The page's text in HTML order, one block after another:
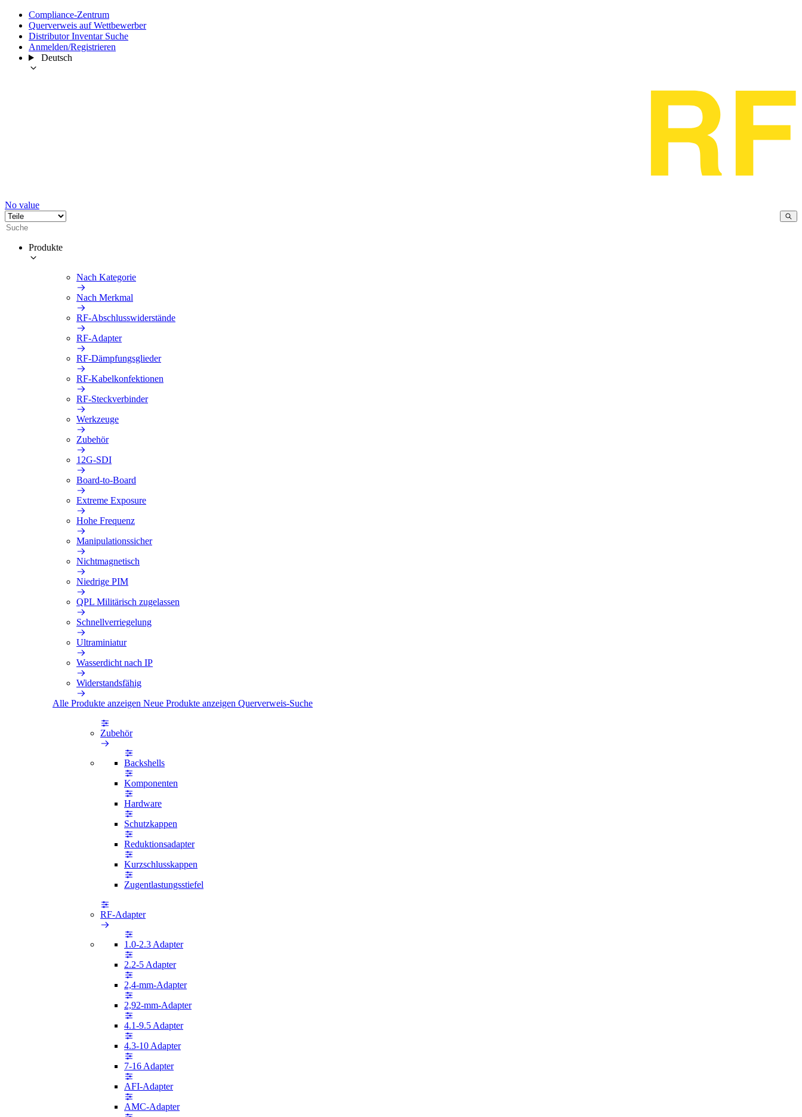
Compliance-Zentrum
Querverweis auf Wettbewerber
Distributor Inventar Suche
Anmelden/Registrieren
Deutsch
No value
Produkte
Nach Kategorie
Nach Merkmal
RF-Abschlusswiderstände
RF-Adapter
RF-Dämpfungsglieder
RF-Kabelkonfektionen
RF-Steckverbinder
Werkzeuge
Zubehör
12G-SDI
Board-to-Board
Extreme Exposure
Hohe Frequenz
Manipulationssicher
Nichtmagnetisch
Niedrige PIM
QPL Militärisch zugelassen
Schnellverriegelung
Ultraminiatur
Wasserdicht nach IP
Widerstandsfähig
Alle Produkte anzeigen Neue Produkte anzeigen Querverweis-Suche
Zubehör
Backshells
Komponenten
Hardware
Schutzkappen
Reduktionsadapter
Kurzschlusskappen
Zugentlastungsstiefel
RF-Adapter
1.0-2.3 Adapter
2.2-5 Adapter
2,4-mm-Adapter
2,92-mm-Adapter
4.1-9.5 Adapter
4.3-10 Adapter
7-16 Adapter
AFI-Adapter
AMC-Adapter